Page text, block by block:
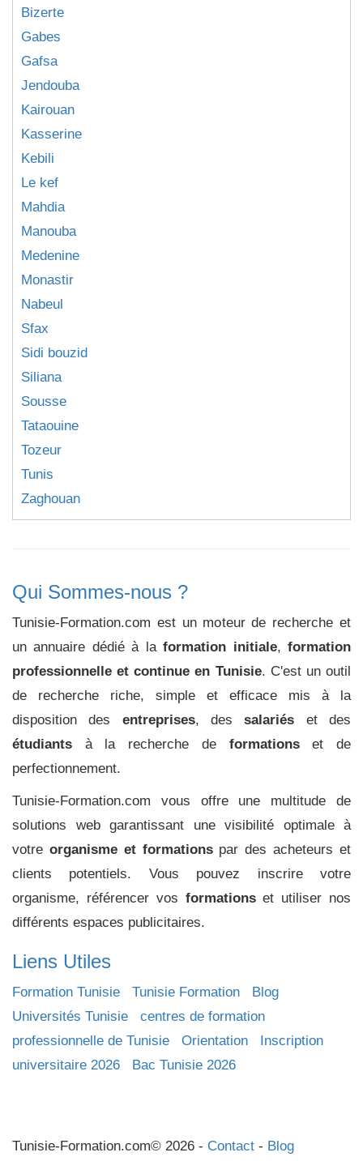
Bizerte
Gabes
Gafsa
Jendouba
Kairouan
Kasserine
Kebili
Le kef
Mahdia
Manouba
Medenine
Monastir
Nabeul
Sfax
Sidi bouzid
Siliana
Sousse
Tataouine
Tozeur
Tunis
Zaghouan
Qui Sommes-nous ?
Tunisie-Formation.com est un moteur de recherche et
un annuaire dédié à laformation initiale,formation
professionnelle et continue en Tunisie. C'est un outil
de recherche riche, simple et efficace mis à la
disposition des entreprises, dessalariés et des
étudiants à la recherche de formationset de
perfectionnement.
Tunisie-Formation.com vous offre une multitude de
solutions web garantissant une visibilité optimale à
votre organisme et formationspar des acheteurs et
clients potentiels. Vous pouvez inscrire votre
organisme, référencer vos formationset utiliser nos
différents espaces publicitaires.
Liens Utiles
Formation Tunisie Tunisie Formation
Blog
Universités Tunisie
centres de formation
professionnelle de Tunisie
Orientation
Inscription
universitaire 2026
Bac Tunisie 2026
Tunisie-Formation.com© 2026 - Contact - Blog